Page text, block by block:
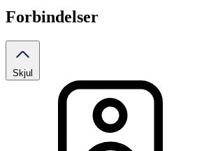
Forbindelser
Skjul